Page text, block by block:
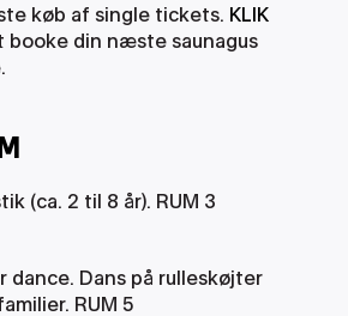
køb af single tickets. KLIK
booke din næste saunagus
(ca. 2 til 8 år). RUM 3
dance. Dans på rulleskøjter
RUM 5